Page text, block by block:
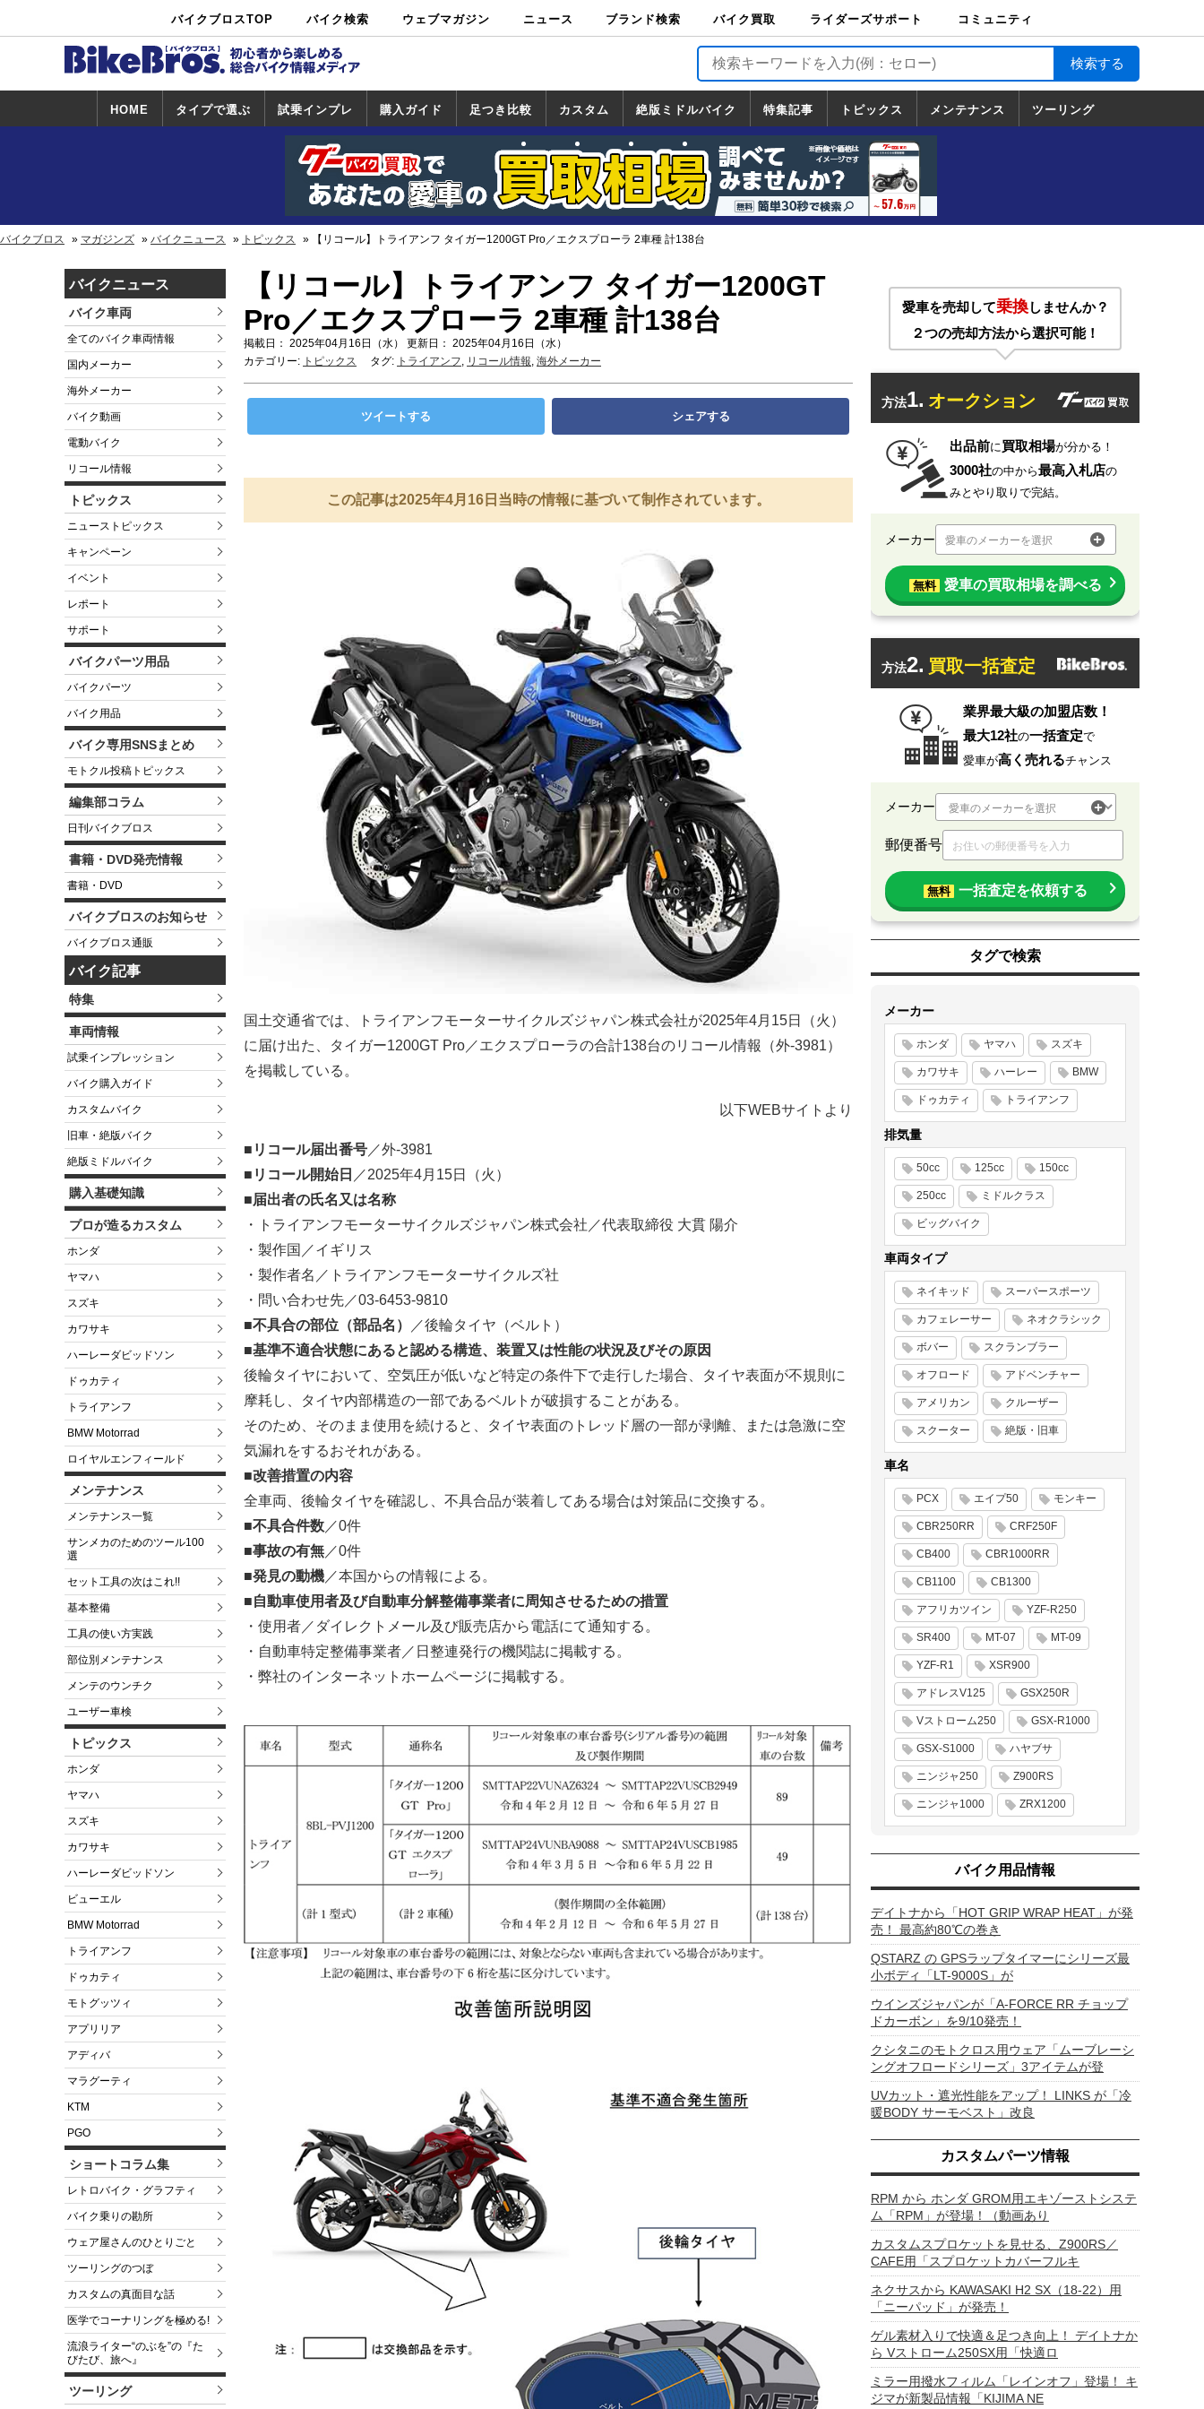
バイクブロスTOP バイク検索
中古バイ
ク・新車検
カタログ検
索
ショップ検
索
ウェブマガジン ニュース ブランド検索 バイク買取
バイク買取
ライダーズサポート
ライダーズサポート
TOP
バイク輸送
バイクガレージライ
フ
バイク車両保険
ロードサービス
バイク試乗
コミュニティ
HOME タイプで選ぶ 試乗インプレ
試乗インプレ
一覧
ホンダ
ヤマハ
スズキ
カワサキ
ハーレー
BMW
トライアンフ
ドゥカティ
購入ガイド
一覧
足つき比較 カスタム
カスタム
一覧
ホンダ
ヤマハ
スズキ
カワサキ
絶版ミドルバイク
絶版ミドルバイク
一覧
ホンダ
ヤマハ
スズキ
カワサキ
特集記事 トピックス
トピックス
一覧
ホンダ
ヤマハ
スズキ
カワサキ
ハーレーダ
ビッドソン
BMW
ドゥカティ
トライアン
フ
メンテナンス ツーリング
道の駅調査隊
ツーリング情報局
日本の道50選
国道めぐり
林道ツーリング
バイクブロス マガジンズ バイクニュース トピックス 【リコール】トライアンフ タイガー1200GT Pro／エクスプローラ 2車種 計138台
バイクニュース
バイク車両
全てのバイク車両情報
国内メーカー
海外メーカー
バイク動画
電動バイク
リコール情報
トピックス
ニューストピックス
キャンペーン
イベント
レポート
サポート
バイクパーツ用品
バイクパーツ
バイク用品
バイク専用SNSまとめ
モトクル投稿トピックス
編集部コラム
日刊バイクブロス
書籍・DVD発売情報
書籍・DVD
バイクブロスのお知らせ
バイクブロス通販
バイク記事
特集
車両情報
試乗インプレッション
バイク購入ガイド
カスタムバイク
旧車・絶版バイク
絶版ミドルバイク
購入基礎知識
プロが造るカスタム
ホンダ
ヤマハ
スズキ
カワサキ
ハーレーダビッドソン
ドゥカティ
トライアンフ
BMW Motorrad
ロイヤルエンフィールド
メンテナンス
メンテナンス一覧
サンメカのためのツール100
選
セット工具の次はこれ!!
基本整備
工具の使い方実践
部位別メンテナンス
メンテのウンチク
ユーザー車検
トピックス
ホンダ
ヤマハ
スズキ
カワサキ
ハーレーダビッドソン
ビューエル
BMW Motorrad
トライアンフ
ドゥカティ
モトグッツィ
アプリリア
アディバ
マラグーティ
KTM
PGO
ショートコラム集
レトロバイク・グラフティ
バイク乗りの勘所
ウェア屋さんのひとりごと
ツーリングのつぼ
カスタムの真面目な話
医学でコーナリングを極める!
流浪ライター“のぶを”の『た
びたび、旅へ』
ツーリング
【リコール】トライアンフ タイガー1200GT
Pro／エクスプローラ 2車種 計138台
掲載日： 2025年04月16日（水） 更新日： 2025年04月16日（水）
カテゴリー: トピックス タグ: トライアンフ, リコール情報, 海外メーカー
ツイートする シェアする
この記事は2025年4月16日当時の情報に基づいて制作されています。
国土交通省では、トライアンフモーターサイクルズジャパン株式会社が2025年4月15日（火）
に届け出た、タイガー1200GT Pro／エクスプローラの合計138台のリコール情報（外-3981）
を掲載している。
以下WEBサイトより
■リコール届出番号 ／外-3981
■リコール開始日 ／2025年4月15日（火）
■届出者の氏名又は名称
・トライアンフモーターサイクルズジャパン株式会社／代表取締役 大貫 陽介
・製作国／イギリス
・製作者名／トライアンフモーターサイクルズ社
・問い合わせ先／03-6453-9810
■不具合の部位（部品名）
／後輪タイヤ（ベルト）
■基準不適合状態にあると認める構造、装置又は性能の状況及びその原因
後輪タイヤにおいて、空気圧が低いなど特定の条件下で走行した場合、タイヤ表面が不規則に
摩耗し、タイヤ内部構造の一部であるベルトが破損することがある。
そのため、そのまま使用を続けると、タイヤ表面のトレッド層の一部が剥離、または急激に空
気漏れをするおそれがある。
■改善措置の内容
全車両、後輪タイヤを確認し、不具合品が装着してある場合は対策品に交換する。
■不具合件数 ／0件
■事故の有無 ／0件
■発見の動機 ／本国からの情報による。
■自動車使用者及び自動車分解整備事業者に周知させるための措置
・使用者／ダイレクトメール及び販売店から電話にて通知する。
・自動車特定整備事業者／日整連発行の機関誌に掲載する。
・弊社のインターネットホームページに掲載する。
愛車を売却して乗換しませんか？
２つの売却方法から選択可能！
方法1. オークション
出品前に買取相場が分かる！
3000社の中から最高入札店の
みとやり取りで完結。
メーカー 愛車のメーカーを選択
無料 愛車の買取相場を調べる
方法2. 買取一括査定
業界最大級の加盟店数！
最大12社の一括査定で
愛車が高く売れるチャンス
メーカー
郵便番号
無料 一括査定を依頼する
タグで検索
メーカー
ホンダ ヤマハ スズキ
カワサキ ハーレー BMW
ドゥカティ トライアンフ
排気量
50cc 125cc 150cc
250cc ミドルクラス
ビッグバイク
車両タイプ
ネイキッド スーパースポーツ
カフェレーサー ネオクラシック
ボバー スクランブラー
オフロード アドベンチャー
アメリカン クルーザー
スクーター 絶版・旧車
車名
PCX エイプ50 モンキー
CBR250RR CRF250F
CB400 CBR1000RR
CB1100 CB1300
アフリカツイン YZF-R250
SR400 MT-07 MT-09
YZF-R1 XSR900
アドレスV125 GSX250R
Vストローム250 GSX-R1000
GSX-S1000 ハヤブサ
ニンジャ250 Z900RS
ニンジャ1000 ZRX1200
バイク用品情報
デイトナから「HOT GRIP WRAP HEAT」が発
売！ 最高約80℃の巻き
QSTARZ の GPSラップタイマーにシリーズ最
小ボディ「LT-9000S」が
ウインズジャパンが「A-FORCE RR チョップ
ドカーボン」を9/10発売！
クシタニのモトクロス用ウェア「ムーブレーシ
ングオフロードシリーズ」3アイテムが登
UVカット・遮光性能をアップ！ LINKS が「冷
暖BODY サーモベスト」改良
カスタムパーツ情報
RPM から ホンダ GROM用エキゾーストシステ
ム「RPM」が登場！（動画あり
カスタムスプロケットを見せる、Z900RS／
CAFE用「スプロケットカバーフルキ
ネクサスから KAWASAKI H2 SX（18-22）用
「ニーパッド」が発売！
ゲル素材入りで快適＆足つき向上！ デイトナか
ら Vストローム250SX用「快適ロ
ミラー用撥水フィルム「レインオフ」登場！ キ
ジマが新製品情報「KIJIMA NE